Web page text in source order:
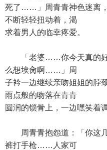
死了……」周青青神色迷离
不断轻轻扭动着，渴
求着男人的临幸疼爱。
「老婆……你今天真的
么想埃肏啊……」周
子衿一边继续亲吻姐姐的脖
雨点般的吻落在青青
圆润的锁骨上，一边嘿笑着
周青青抱怨道：「你这几
裤打手枪……人家可